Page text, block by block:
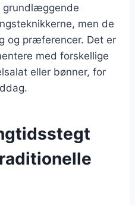
grundlæggende
men de
og præferencer. Det er
med forskellige
eller bønner, for